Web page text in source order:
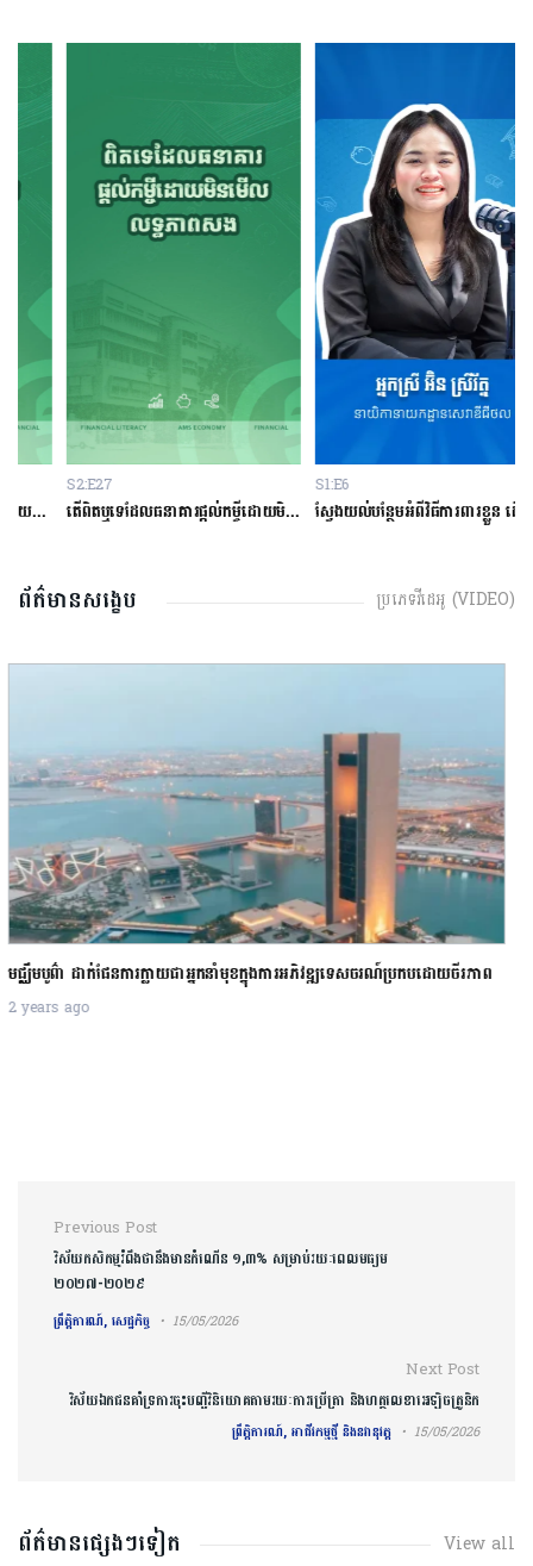
S2:E27
តើពិតឬទេដែលធនាគារផ្ដល់កម្ចីដោយមិនសិក្សាលើលទ្ធភាពសងត្រឡប់? ស្វែងយល់បន្ថែមអំពីវិធីការពារខ្លួន ដើម្បីជៀសវាងពីការឆបោកតាមបច្ចេកវិទ្យាហិរញ្ញវត្ថុ!
ព័ត៌មានសង្ខេប ប្រភេទវីដេអូ (VIDEO)
ជប៉ុន ហាមឃាត់ការនាំចេញរថយន្តជជុះទៅកាន់រុស្ស៊ី អាចខាតបង់ជិត ២ ពាន់លានដុល្លារ
Post navigation
Previous Post
វិស័យកសិកម្មរំពឹងថានឹងមានកំណើន ១,៣% សម្រាប់រយៈពេលមធ្យម
២០២៧-២០២៩
ព្រឹត្តិការណ៍, សេដ្ឋកិច្ច 15/05/2026
Next Post
វិស័យឯកជនគាំទ្រការចុះបញ្ជីវិនិយោគតាមរយៈការប្រើត្រា និងហត្ថលេខាអេឡិចត្រូនិក
ព្រឹត្តិការណ៍, អាជីវកម្មថ្មី និងនវានុវត្ត 15/05/2026
ព័ត៌មានផ្សេងៗទៀត View all